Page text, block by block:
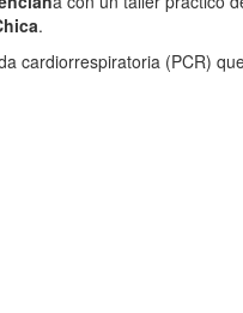
.
cardiorrespiratoria (PCR)